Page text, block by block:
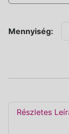
Mennyiség:
Részletes